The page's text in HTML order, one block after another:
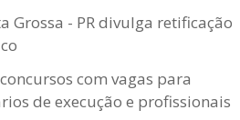
Grossa - PR divulga retificação
com vagas para
de execução e profissionais